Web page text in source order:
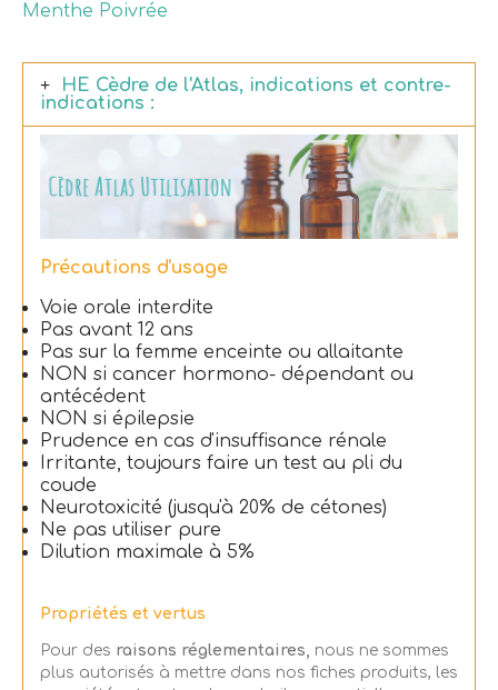
Menthe Poivrée
HE Cèdre de l'Atlas, indications et contre-
indications :
Précautions d'usage
Voie orale interdite
Pas avant 12 ans
Pas sur la femme enceinte ou allaitante
NON si cancer hormono- dépendant ou
antécédent
NON si épilepsie
Prudence en cas d'insuffisance rénale
Irritante, toujours faire un test au pli du
coude
Neurotoxicité (jusqu'à 20% de cétones)
Ne pas utiliser pure
Dilution maximale à 5%
Propriétés et vertus
Pour des raisons réglementaires, nous ne sommes
plus autorisés à mettre dans nos fiches produits, les